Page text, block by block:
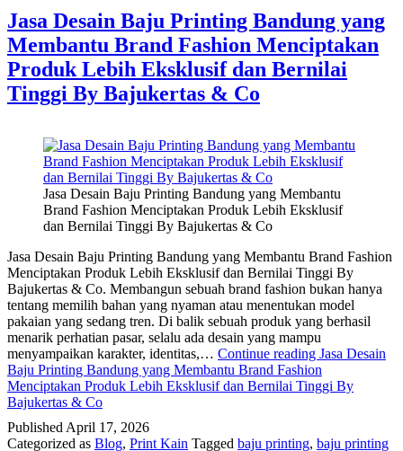
Jasa Desain Baju Printing Bandung yang
Membantu Brand Fashion Menciptakan
Produk Lebih Eksklusif dan Bernilai
Tinggi By Bajukertas & Co
Jasa Desain Baju Printing Bandung yang Membantu
Brand Fashion Menciptakan Produk Lebih Eksklusif
dan Bernilai Tinggi By Bajukertas & Co
Jasa Desain Baju Printing Bandung yang Membantu Brand Fashion
Menciptakan Produk Lebih Eksklusif dan Bernilai Tinggi By
Bajukertas & Co. Membangun sebuah brand fashion bukan hanya
tentang memilih bahan yang nyaman atau menentukan model
pakaian yang sedang tren. Di balik sebuah produk yang berhasil
menarik perhatian pasar, selalu ada desain yang mampu
menyampaikan karakter, identitas,… Continue reading Jasa Desain
Baju Printing Bandung yang Membantu Brand Fashion
Menciptakan Produk Lebih Eksklusif dan Bernilai Tinggi By
Bajukertas & Co
Published April 17, 2026
Categorized as Blog, Print Kain Tagged baju printing, baju printing